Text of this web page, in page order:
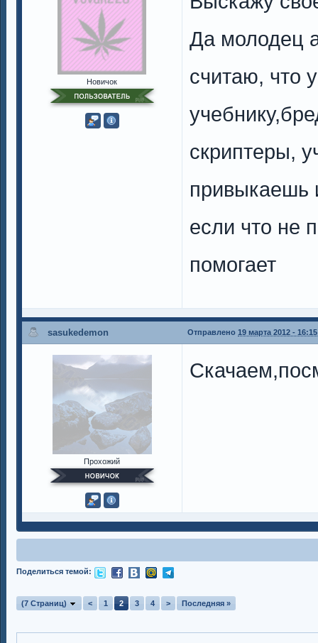
Новичок
Да молодец
считаю, что
скриптеры,
привыкаешь
если что не
помогает
sasukedemon Отправлено 19 марта 2012 - 16:15
Прохожий
Поделиться темой:
(7 Страниц) < 1 2 3 4 > Последняя »